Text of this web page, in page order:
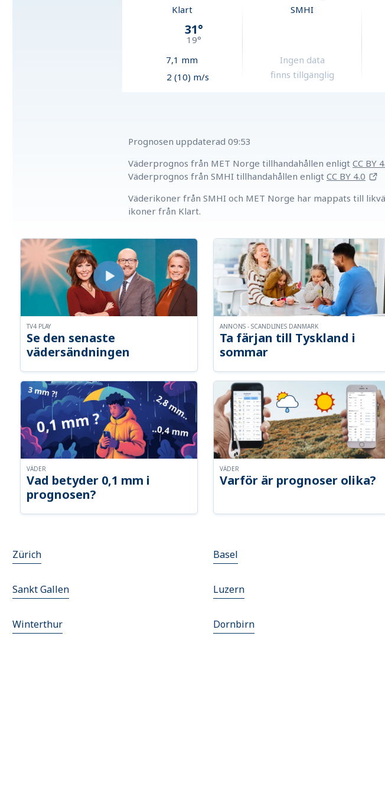
Klart
31°
19°
7,1 mm
2 (10) m/s
SMHI
Ingen data
finns tillgänglig
Prognosen uppdaterad 09:53
Väderprognos från MET Norge tillhandahållen enligt CC BY
Väderprognos från SMHI tillhandahållen enligt CC BY 4.0
Väderikoner från SMHI och MET Norge har mappats till
ikoner från Klart.
Se den senaste
vädersändningen
TV4 PLAY
Ta färjan till Tyskland i
sommar
ANNONS - SCANDLINES DANMARK
Vad betyder 0,1 mm i
prognosen?
VÄDER
Varför är prognoser olika?
VÄDER
Zürich Basel
Sankt Gallen Luzern
Winterthur Dornbirn